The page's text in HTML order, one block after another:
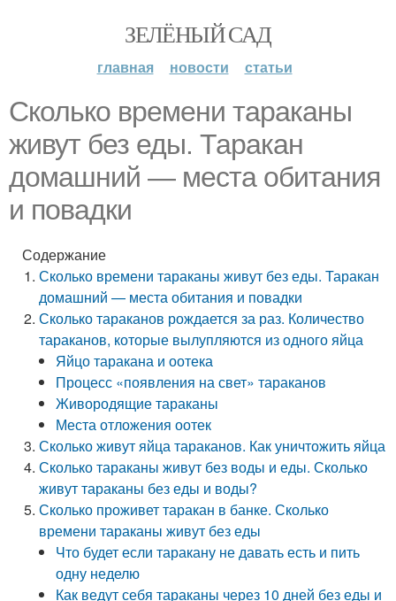
ЗЕЛЁНЫЙ САД
главная новости статьи
Сколько времени тараканы
живут без еды. Таракан
домашний — места обитания
и повадки
Содержание
Сколько времени тараканы живут без еды. Таракан
домашний — места обитания и повадки
Сколько тараканов рождается за раз. Количество
тараканов, которые вылупляются из одного яйца
Яйцо таракана и оотека
Процесс «появления на свет» тараканов
Живородящие тараканы
Места отложения оотек
Сколько живут яйца тараканов. Как уничтожить яйца
Сколько тараканы живут без воды и еды. Сколько
живут тараканы без еды и воды?
Сколько проживет таракан в банке. Сколько
времени тараканы живут без еды
Что будет если таракану не давать есть и пить
одну неделю
Как ведут себя тараканы через 10 дней без еды и